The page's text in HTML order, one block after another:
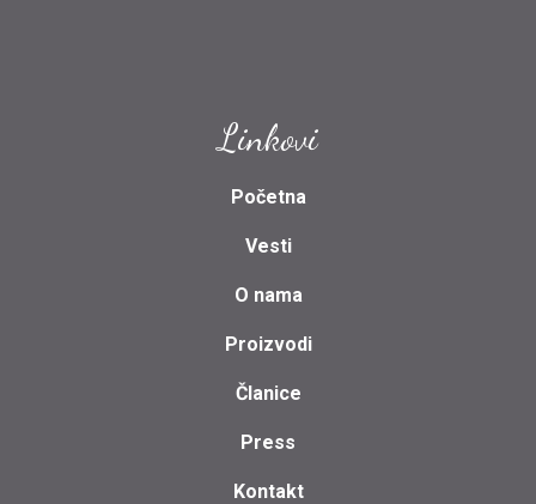
Linkovi
Početna
Vesti
O nama
Proizvodi
Članice
Press
Kontakt